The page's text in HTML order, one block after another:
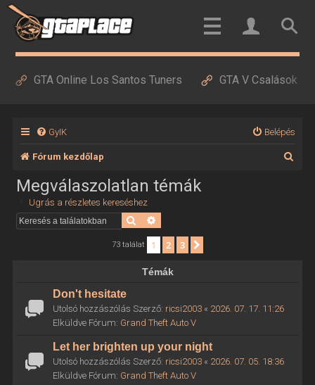
GTA Online Los Santos Tuners GTA V Csalások
GyIK Belépés
Fórum kezdőlap
Megválaszolatlan témák
Ugrás a részletes kereséshez
Keresés
73 találat 1 2 3
Témák
Don't hesitate
Utolsó hozzászólás Szerző: ricsi2003« 2026. 07. 17. 11:26
Elküldve Fórum: Grand Theft Auto V
Let her brighten up your night
Utolsó hozzászólás Szerző: ricsi2003« 2026. 07. 05. 18:36
Elküldve Fórum: Grand Theft Auto V